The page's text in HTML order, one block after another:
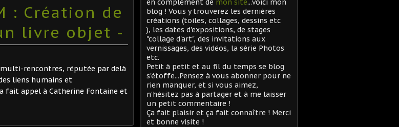
: Création de
livre objet -
rencontres, réputée par delà
liens humains et
fait appel à Catherine Fontaine et
en complément de mon site...voici mon
blog ! Vous y trouverez les dernières
créations (toiles, collages, dessins etc
), les dates d'expositions, de stages
"collage d'art", des invitations aux
vernissages, des vidéos, la série Photos
etc.
Petit à petit et au fil du temps se blog
s'étoffe...Pensez à vous abonner pour ne
rien manquer, et si vous aimez,
n'hésitez pas à partager et à me laisser
un petit commentaire !
Ça fait plaisir et ça fait connaître ! Merci
et bonne visite !